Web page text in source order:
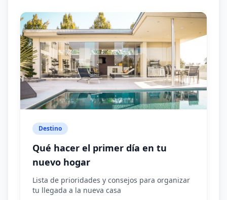
Destino
Qué hacer el primer día en tu
nuevo hogar
Lista de prioridades y consejos para organizar
tu llegada a la nueva casa